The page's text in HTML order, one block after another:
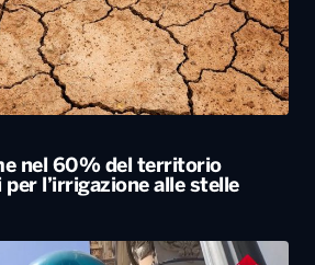
nel 60% del territorio
l’irrigazione alle stelle